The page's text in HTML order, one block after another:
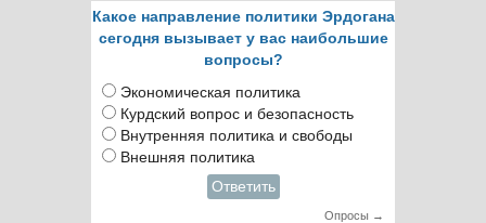
Какое направление политики Эрдогана
сегодня вызывает у вас наибольшие
вопросы?
Экономическая политика
Курдский вопрос и безопасность
Внутренняя политика и свободы
Внешняя политика
Ответить
Опросы →